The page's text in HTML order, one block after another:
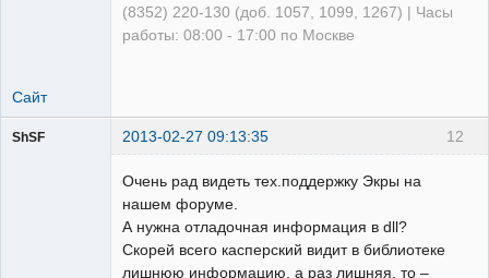
(8352) 220-130 (доб. 1057, 1099, 1267) | Часы
работы: 08:00 - 17:00 по Москве
Сайт
12
ShSF 2013-02-27 09:13:35
Очень рад видеть тех.поддержку Экры на
нашем форуме.
А нужна отладочная информация в dll?
Скорей всего касперский видит в библиотеке
лишнюю информацию, а раз лишняя, то –